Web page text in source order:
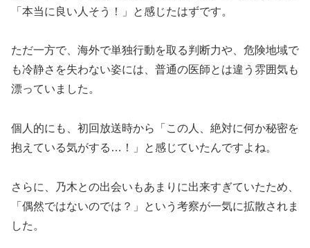
「本当に良い人そう！」と感じたはずです。
ただ一方で、海外で単独行動を取る判断力や、危険地域で
も冷静さを失わない姿には、普通の医師とは違う雰囲気も
漂っていました。
個人的にも、初回放送時から「この人、絶対に何か秘密を
抱えている気がする…！」と感じていたんですよね。
さらに、乃木との出会いもあまりに出来すぎていたため、
「偶然ではないのでは？」という考察が一気に拡散されま
した。